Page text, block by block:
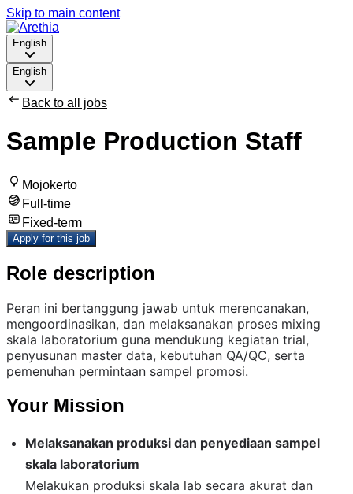
Skip to main content
English
English
Back to all jobs
Sample Production Staff
Mojokerto
Full-time
Fixed-term
Apply for this job
Role description
Peran ini bertanggung jawab untuk merencanakan,
mengoordinasikan, dan melaksanakan proses mixing
skala laboratorium guna mendukung kegiatan trial,
penyusunan master data, kebutuhan QA/QC, serta
pemenuhan permintaan sampel promosi.
Your Mission
Melaksanakan produksi dan penyediaan sampel
skala laboratorium
Melakukan produksi skala lab secara akurat dan